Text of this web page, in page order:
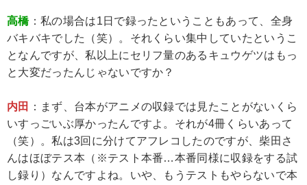
高橋：私の場合は1日で録ったということもあって、全身
バキバキでした（笑）。それくらい集中していたというこ
となんですが、私以上にセリフ量のあるキュウゲツはもっ
と大変だったんじゃないですか？
内田
：まず、台本がアニメの収録では見たことがないくら
いすっごいぶ厚かったんですよ。それが4冊くらいあって
（笑）。私は3回に分けてアフレコしたのですが、柴田さ
んはほぼテス本（※テスト本番…本番同様に収録をする試
し録り）なんですよね。いや、もうテストもやらないで本